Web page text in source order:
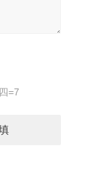
=7